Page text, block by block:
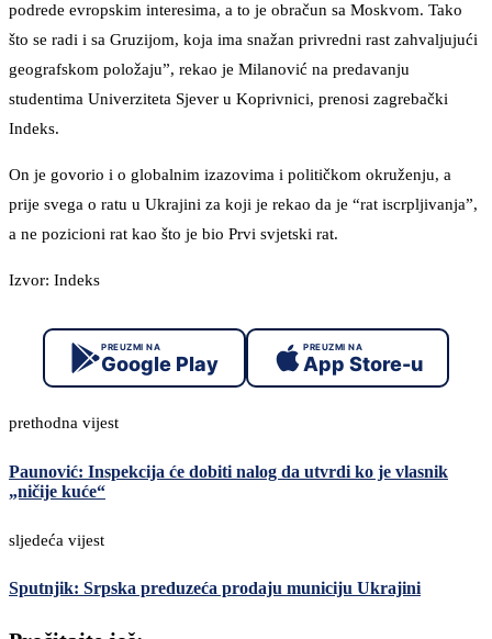
podrede evropskim interesima, a to je obračun sa Moskvom. Tako
što se radi i sa Gruzijom, koja ima snažan privredni rast zahvaljujući
geografskom položaju”, rekao je Milanović na predavanju
studentima Univerziteta Sjever u Koprivnici, prenosi zagrebački
Indeks.
On je govorio i o globalnim izazovima i političkom okruženju, a
prije svega o ratu u Ukrajini za koji je rekao da je “rat iscrpljivanja”,
a ne pozicioni rat kao što je bio Prvi svjetski rat.
Izvor: Indeks
PREUZMI NA
Google Play
PREUZMI NA
App Store-u
prethodna vijest
Paunović: Inspekcija će dobiti nalog da utvrdi ko je vlasnik
„ničije kuće“
sljedeća vijest
Sputnjik: Srpska preduzeća prodaju municiju Ukrajini